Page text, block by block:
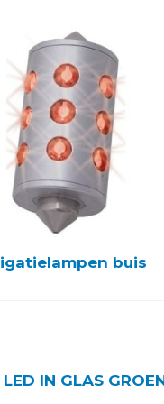
buis
IN GLAS